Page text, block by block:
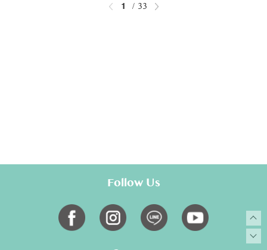
1 33
Follow Us